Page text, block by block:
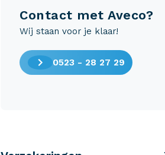
Contact met Aveco?
Wij staan voor je klaar!
0523 - 28 27 29